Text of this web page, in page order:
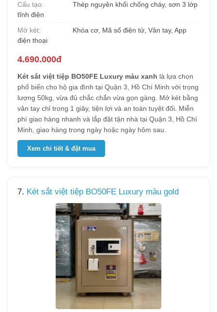
Cấu tạo:
Thép nguyên khối chống cháy, sơn 3 lớp
tĩnh điện
Mở két:
Khóa cơ, Mã số điện tử, Vân tay, App
điện thoại
4.690.000đ
Két sắt việt tiệp BO50FE Luxury màu xanh là lựa chọn
phổ biến cho hộ gia đình tại Quận 3, Hồ Chí Minh với trọng
lượng 50kg, vừa đủ chắc chắn vừa gọn gàng. Mở két bằng
vân tay chỉ trong 1 giây, tiện lợi và an toàn tuyệt đối. Miễn
phí giao hàng nhanh và lắp đặt tận nhà tại Quận 3, Hồ Chí
Minh, giao hàng trong ngày hoặc ngày hôm sau.
Xem chi tiết & đặt mua
7. Két sắt việt tiệp BO50FE Luxury màu gold